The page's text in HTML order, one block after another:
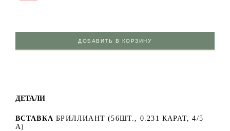
ДОБАВИТЬ В КОРЗИНУ
ДЕТАЛИ
ВСТАВКА БРИЛЛИАНТ (56ШТ., 0.231 КАРАТ, 4/5
А)